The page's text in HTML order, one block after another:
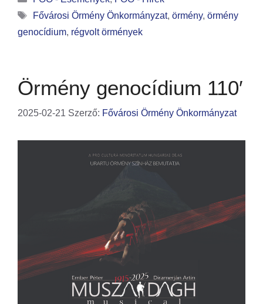
Fővárosi Örmény Önkormányzat, örmény, örmény
genocídium, régvolt örmények
Örmény genocídium 110′
2025-02-21 Szerző: Fővárosi Örmény Önkormányzat